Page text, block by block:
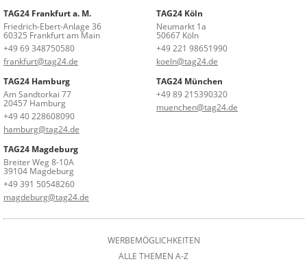
TAG24 Frankfurt a. M.
Friedrich-Ebert-Anlage 36
60325 Frankfurt am Main
+49 69 348750580
frankfurt@tag24.de
TAG24 Köln
Neumarkt 1a
50667 Köln
+49 221 98651990
koeln@tag24.de
TAG24 Hamburg
Am Sandtorkai 77
20457 Hamburg
+49 40 228608090
hamburg@tag24.de
TAG24 München
+49 89 215390320
muenchen@tag24.de
TAG24 Magdeburg
Breiter Weg 8-10A
39104 Magdeburg
+49 391 50548260
magdeburg@tag24.de
WERBEMÖGLICHKEITEN
ALLE THEMEN A-Z